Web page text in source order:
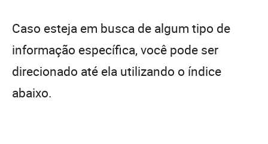
Caso esteja em busca de algum tipo de
informação específica, você pode ser
direcionado até ela utilizando o índice
abaixo.